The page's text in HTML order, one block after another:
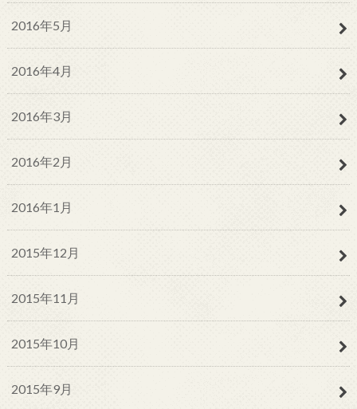
2016年5月
2016年4月
2016年3月
2016年2月
2016年1月
2015年12月
2015年11月
2015年10月
2015年9月